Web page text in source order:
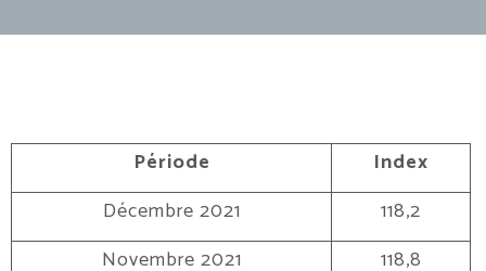
Période
Index
Décembre 2021
118,2
Novembre 2021
118,8